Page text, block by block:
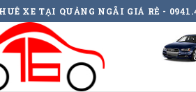
XE TẠI QUẢNG NGÃI GIÁ RẺ -